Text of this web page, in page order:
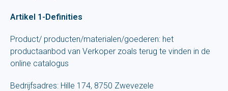
Artikel 1-Definities
Product/ producten/materialen/goederen: het
productaanbod van Verkoper zoals terug te vinden in de
online catalogus
Bedrijfsadres: Hille 174, 8750 Zwevezele